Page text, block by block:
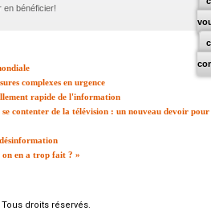
en bénéficier!
complexes en urgence
rapide de l'information
contenter de la télévision : un nouveau devoir pour
on en a trop fait ? »
droits réservés.